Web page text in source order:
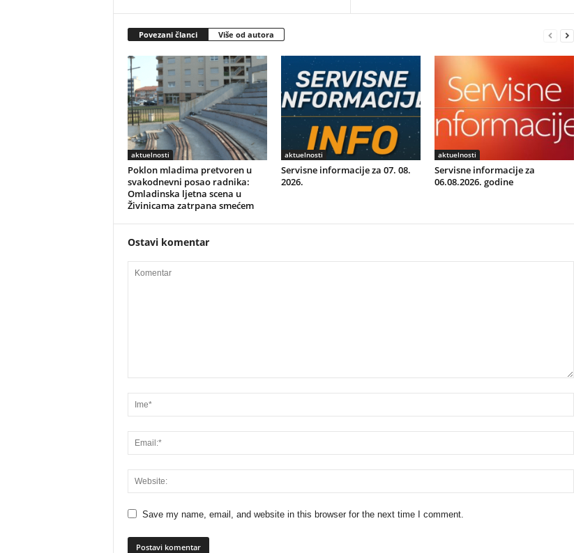
Povezani članci Više od autora
aktuelnosti
Poklon mladima pretvoren u
svakodnevni posao radnika:
Omladinska ljetna scena u
Živinicama zatrpana smećem
aktuelnosti
Servisne informacije za 07. 08.
2026.
aktuelnosti
Servisne informacije za
06.08.2026. godine
Ostavi komentar
Save my name, email, and website in this browser for the next time I comment.